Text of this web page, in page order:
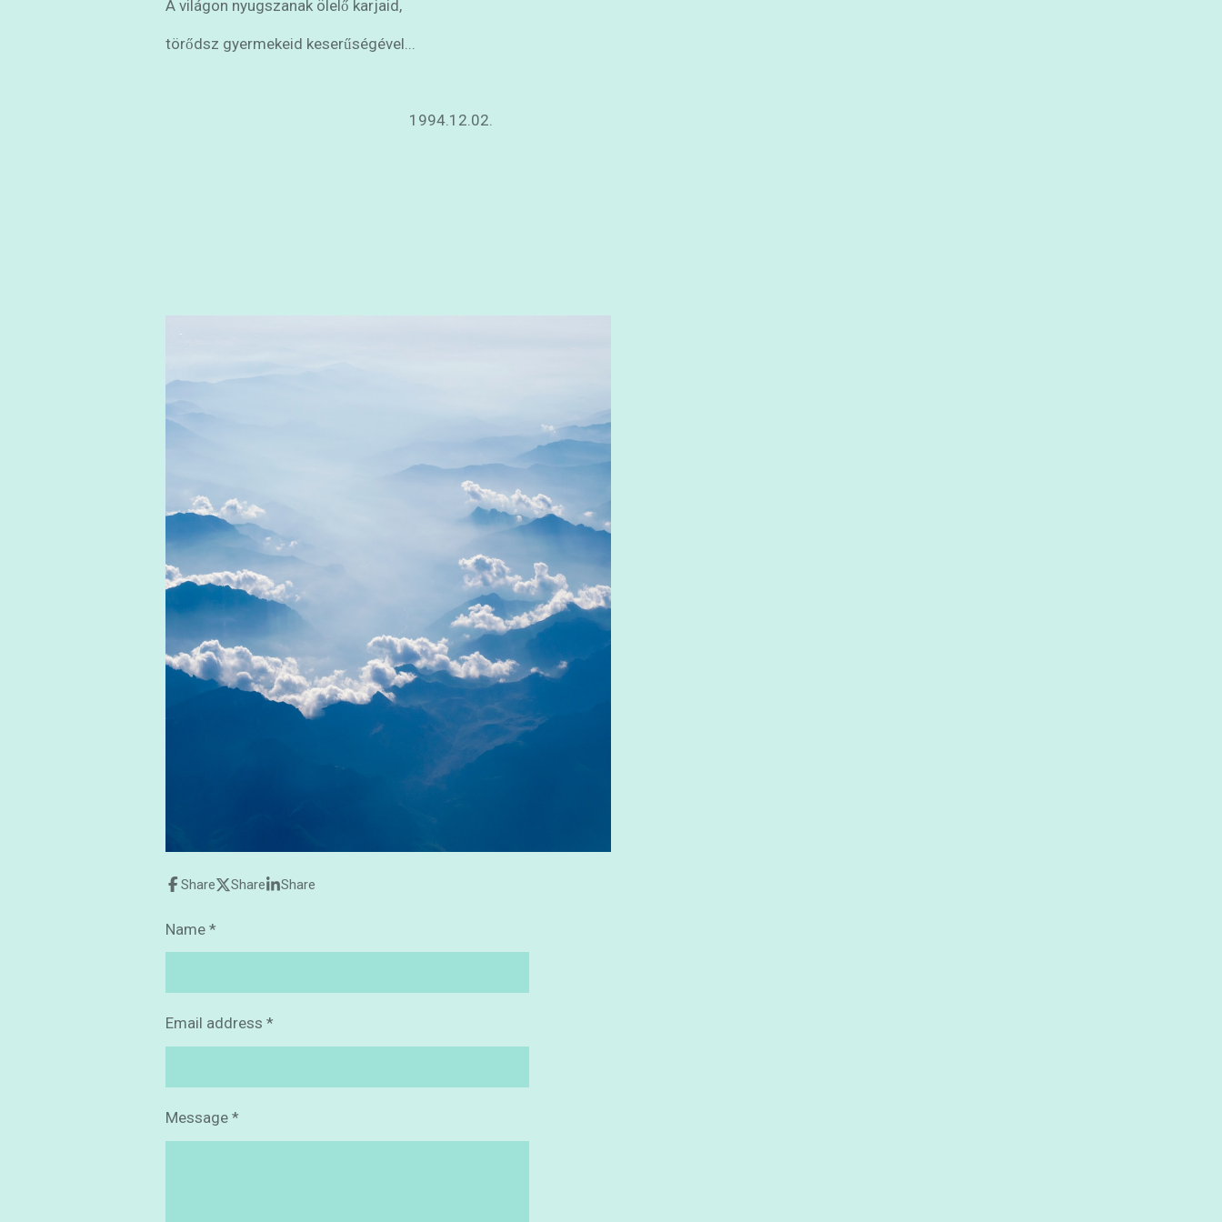
A világon nyugszanak ölelő karjaid,
törődsz gyermekeid keserűségével...
1994.12.02.
Share Share Share
Name *
Email address *
Message *